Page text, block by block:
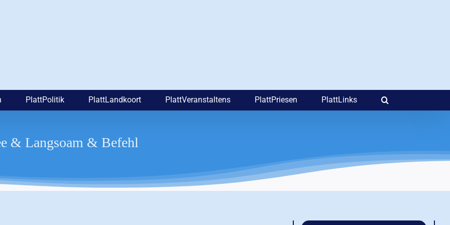
PlattPolitik PlattLandkoort PlattVeranstaltens PlattPriesen PlattLinks
& Langsoam & Befehl